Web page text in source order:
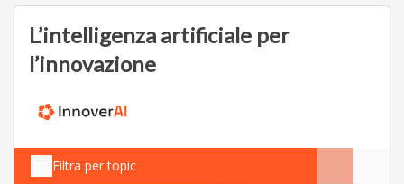
L’intelligenza artificiale per
l’innovazione
Filtra per topic